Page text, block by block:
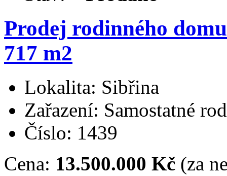
Prodej rodinného
717 m2
Lokalita: Sibřina
Zařazení: Samostatné
Číslo: 1439
Cena: 13.500.000 Kč (za